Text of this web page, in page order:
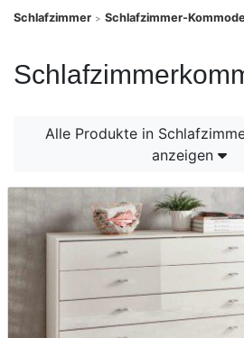
Schlafzimmer > Schlafzimmer-
Alle Produkte in
anzeigen
Möbel-
Markenwelt
Deals